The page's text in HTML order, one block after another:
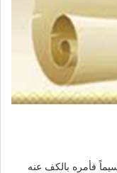
فأمره بالكف عنه